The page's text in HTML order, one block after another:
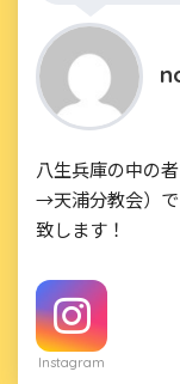
八生兵庫の中の
→天浦分教会）
致します！
Instagram